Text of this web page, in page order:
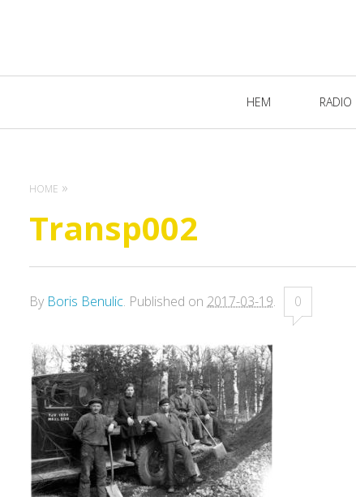
HEM RADIO
HOME
Transp002
By Boris Benulic. Published on 2017-03-19. 0